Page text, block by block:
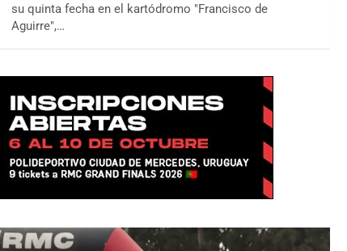
su quinta fecha en el kartódromo "Francisco de
Aguirre",…